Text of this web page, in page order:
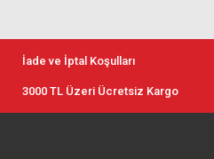
İade ve İptal Koşulları
3000 TL Üzeri Ücretsiz Kargo